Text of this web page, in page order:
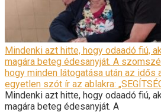
Mindenki azt hitte, hogy odaadó fiú,
magára beteg édesanyját. A
hogy minden látogatása után az
egyetlen szót ír az ablakra:
Mindenki azt hitte, hogy odaadó fiú,
magára beteg édesanyját. A